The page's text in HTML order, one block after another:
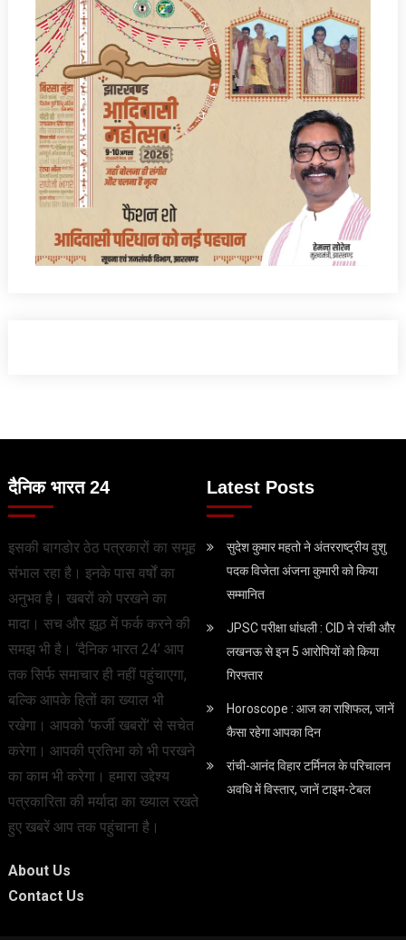
दैनिक भारत 24
इसकी बागडोर ठेठ पत्रकारों का समूह
संभाल रहा है। इनके पास वर्षों का
अनुभव है। खबरों को परखने का
मादा। सच और झूठ में फर्क करने की
समझ भी है। ‘दैनिक भारत 24’ आप
तक सिर्फ समाचार ही नहीं पहुंचाएगा,
बल्कि आपके हितों का ख्याल भी
रखेगा। आपको ‘फर्जी खबरों’ से सचेत
करेगा। आपकी प्रतिभा को भी परखने
का काम भी करेगा। हमारा उद्देश्य
पत्रकारिता की मर्यादा का ख्याल रखते
हुए खबरें आप तक पहुंचाना है।
About Us
Contact Us
Latest Posts
सुदेश कुमार महतो ने अंतरराष्ट्रीय वुशु
पदक विजेता अंजना कुमारी को किया
सम्मानित
JPSC परीक्षा धांधली : CID ने रांची और
लखनऊ से इन 5 आरोपियों को किया
गिरफ्तार
Horoscope : आज का राशिफल, जानें
कैसा रहेगा आपका दिन
रांची-आनंद विहार टर्मिनल के परिचालन
अवधि में विस्तार, जानें टाइम-टेबल